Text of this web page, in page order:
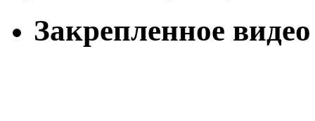
Закрепленное видео